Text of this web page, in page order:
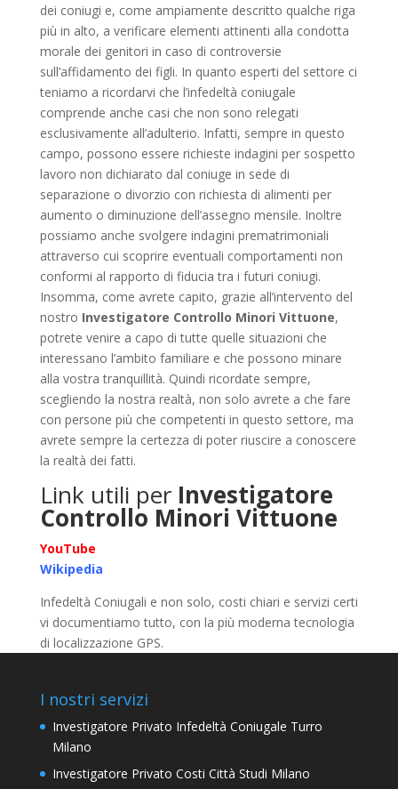
dei coniugi e, come ampiamente descritto qualche riga
più in alto, a verificare elementi attinenti alla condotta
morale dei genitori in caso di controversie
sull’affidamento dei figli. In quanto esperti del settore ci
teniamo a ricordarvi che l’infedeltà coniugale
comprende anche casi che non sono relegati
esclusivamente all’adulterio. Infatti, sempre in questo
campo, possono essere richieste indagini per sospetto
lavoro non dichiarato dal coniuge in sede di
separazione o divorzio con richiesta di alimenti per
aumento o diminuzione dell’assegno mensile. Inoltre
possiamo anche svolgere indagini prematrimoniali
attraverso cui scoprire eventuali comportamenti non
conformi al rapporto di fiducia tra i futuri coniugi.
Insomma, come avrete capito, grazie all’intervento del
nostro Investigatore Controllo Minori Vittuone,
potrete venire a capo di tutte quelle situazioni che
interessano l’ambito familiare e che possono minare
alla vostra tranquillità. Quindi ricordate sempre,
scegliendo la nostra realtà, non solo avrete a che fare
con persone più che competenti in questo settore, ma
avrete sempre la certezza di poter riuscire a conoscere
la realtà dei fatti.
Link utili per Investigatore
Controllo Minori Vittuone
YouTube
Wikipedia
Infedeltà Coniugali e non solo, costi chiari e servizi certi
vi documentiamo tutto, con la più moderna tecnologia
di localizzazione GPS.
I nostri servizi
Investigatore Privato Infedeltà Coniugale Turro
Milano
Investigatore Privato Costi Città Studi Milano